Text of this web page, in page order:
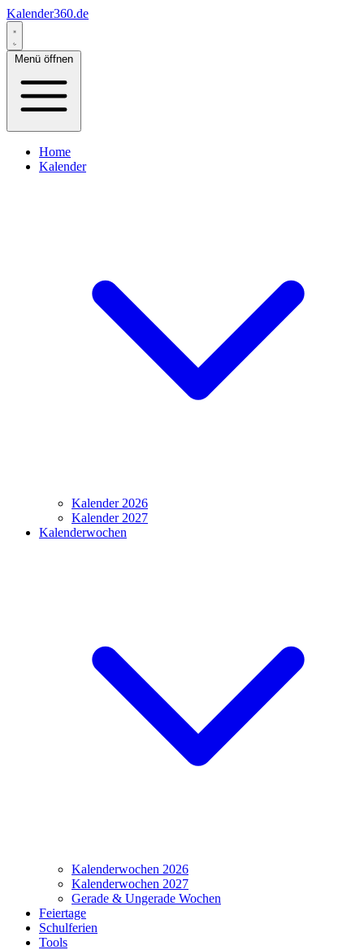
Kalender360.de
Menü öffnen
Home
Kalender
Kalender 2026
Kalender 2027
Kalenderwochen
Kalenderwochen 2026
Kalenderwochen 2027
Gerade & Ungerade Wochen
Feiertage
Schulferien
Tools